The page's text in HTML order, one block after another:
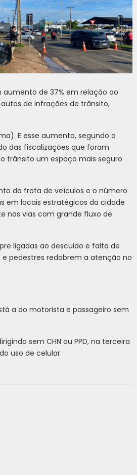
de 37% em relação ao
de infrações de trânsito,
E esse aumento, segundo o
das fiscalizações que foram
trânsito um espaço mais seguro
da frota de veículos e o número
em locais estratégicos da cidade
nas vias com grande fluxo de
ligadas ao descuido e falta de
pedestres redobrem a atenção no
a do motorista e passageiro sem
sem CHN ou PPD, na terceira
uso de celular.